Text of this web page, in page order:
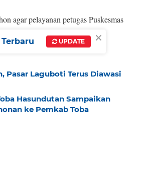
agar pelayanan petugas Puskesmas
hari.
Pasar Laguboti Terus Diawasi
Hasundutan Sampaikan
ke Pemkab Toba
×
UPDATE